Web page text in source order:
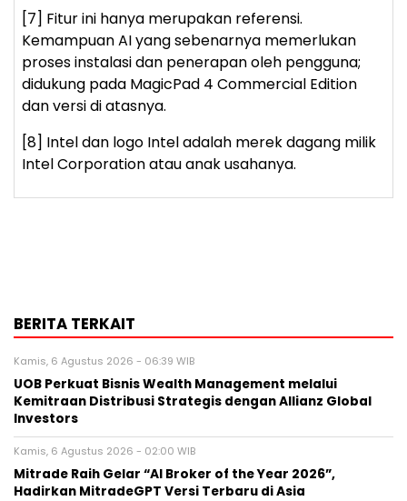
[7] Fitur ini hanya merupakan referensi.
Kemampuan AI yang sebenarnya memerlukan
proses instalasi dan penerapan oleh pengguna;
didukung pada MagicPad 4 Commercial Edition
dan versi di atasnya.
[8] Intel dan logo Intel adalah merek dagang milik
Intel Corporation atau anak usahanya.
BERITA TERKAIT
Kamis, 6 Agustus 2026 - 06:39 WIB
UOB Perkuat Bisnis Wealth Management melalui
Kemitraan Distribusi Strategis dengan Allianz Global
Investors
Kamis, 6 Agustus 2026 - 02:00 WIB
Mitrade Raih Gelar “AI Broker of the Year 2026”,
Hadirkan MitradeGPT Versi Terbaru di Asia